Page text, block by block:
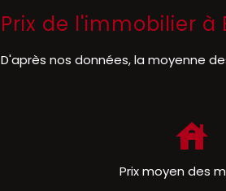
Prix de l'immobilier à
D'après nos données, la moyenne
Prix moyen des